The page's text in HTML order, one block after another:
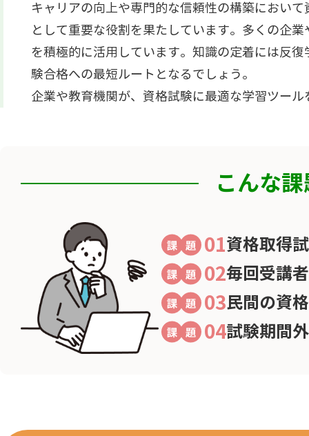
キャリアの向上や専門的な信頼性の構築におい
として重要な役割を果たしています。多くの企
を積極的に活用しています。知識の定着には反
験合格への最短ルートとなるでしょう。
企業や教育機関が、資格試験に最適な学習ツー
こんな
01資格取得
02毎回受講
03民間の資
04試験期間